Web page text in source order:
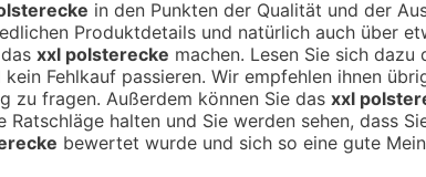
in den Punkten der Qualität und der
Produktdetails und natürlich auch über
xxl polsterecke machen. Lesen Sie sich dazu
Fehlkauf passieren. Wir empfehlen ihnen
zu fragen. Außerdem können Sie das xxl
halten und Sie werden sehen, dass
bewertet wurde und sich so eine gute